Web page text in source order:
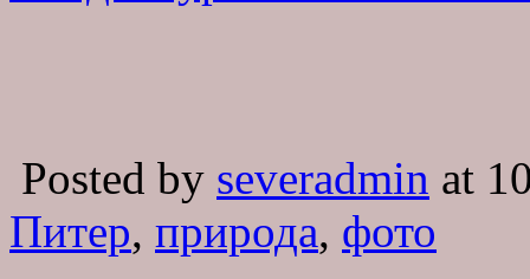
Posted by severadmin at
Питер, природа, фото